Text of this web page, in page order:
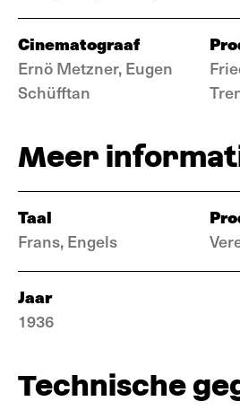
Cinematograaf
Ernö Metzner, Eugen
Schüfftan
Meer
Taal
Frans, Engels
Jaar
1936
Technische